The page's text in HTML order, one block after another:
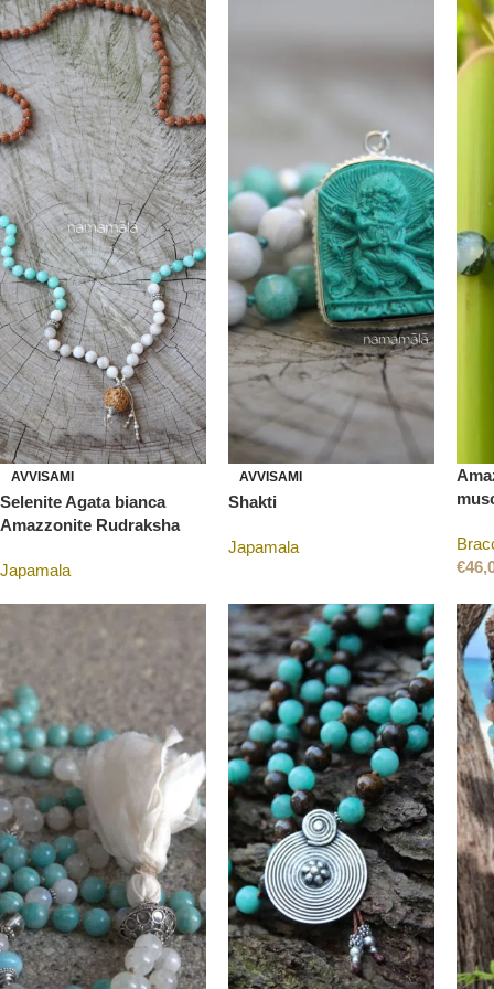
Rudraksha Lapis Cianite Perla Quarzo
AVVISAMI
Selenite Agata bianca
Amazzonite Rudraksha
Japamala
AVVISAMI
Shakti
Japamala
€